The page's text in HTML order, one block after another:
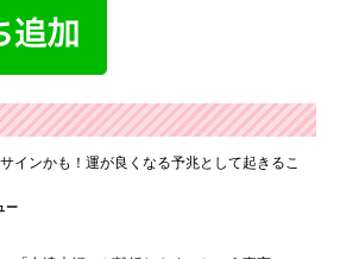
インかも！運が良くなる予兆として起きるこ
ー